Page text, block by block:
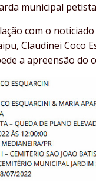
municipal
com o
Claudinei Coco
a apreensão do